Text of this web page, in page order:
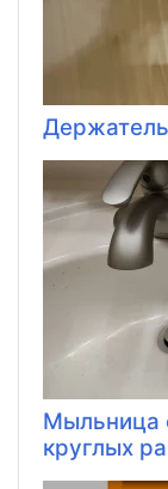
Мыльница
круглых